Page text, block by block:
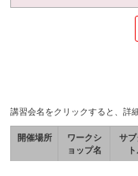
講習会名をクリックすると、詳
開催場所
ワークシ
ョップ名
サブ